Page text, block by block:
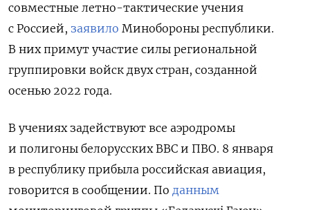
совместные летно-тактические учения
с Россией, заявило Минобороны республики.
В них примут участие силы региональной
группировки войск двух стран, созданной
осенью 2022 года.
В учениях задействуют все аэродромы
и полигоны белорусских ВВС и ПВО. 8 января
в республику прибыла российская авиация,
говорится в сообщении. По данным